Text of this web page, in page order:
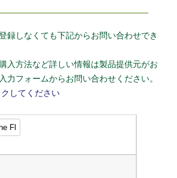
録しなくても下記からお問い合わせでき
入方法など詳しい情報は製品提供元がお
力フォームからお問い合わせください。
してください